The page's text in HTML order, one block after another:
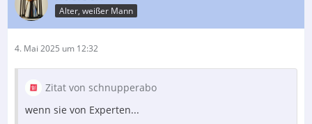
Alter, weißer Mann
4. Mai 2025 um 12:32
Zitat von schnupperabo
wenn sie von Experten...